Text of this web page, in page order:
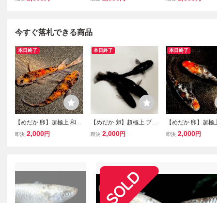
今すぐ落札できる商品
本日終了
【めだか 卵】超極上 和墨
三色 風雅 有精卵10個+α
即決 2,000円
本日終了
【めだか 卵】超極上 ブラ
ックダイヤ 光体型 有精卵
白銀 三色
即決 2,000円
本日終了
【めだか 卵】超極
ラメ体外光 めだ
即決 2,000円